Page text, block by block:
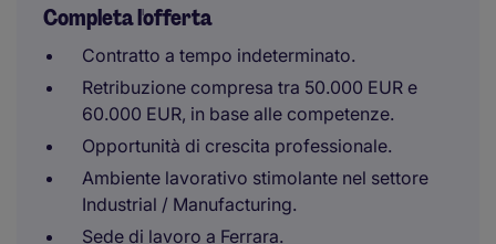
Completa l'offerta
Contratto a tempo indeterminato.
Retribuzione compresa tra 50.000 EUR e
60.000 EUR, in base alle competenze.
Opportunità di crescita professionale.
Ambiente lavorativo stimolante nel settore
Industrial / Manufacturing.
Sede di lavoro a Ferrara.